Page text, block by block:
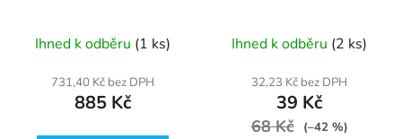
Ihned k odběru (1 ks)
731,40 Kč bez DPH
885 Kč
Ihned k odběru (2 ks)
32,23 Kč bez DPH
39 Kč
68 Kč (–42 %)